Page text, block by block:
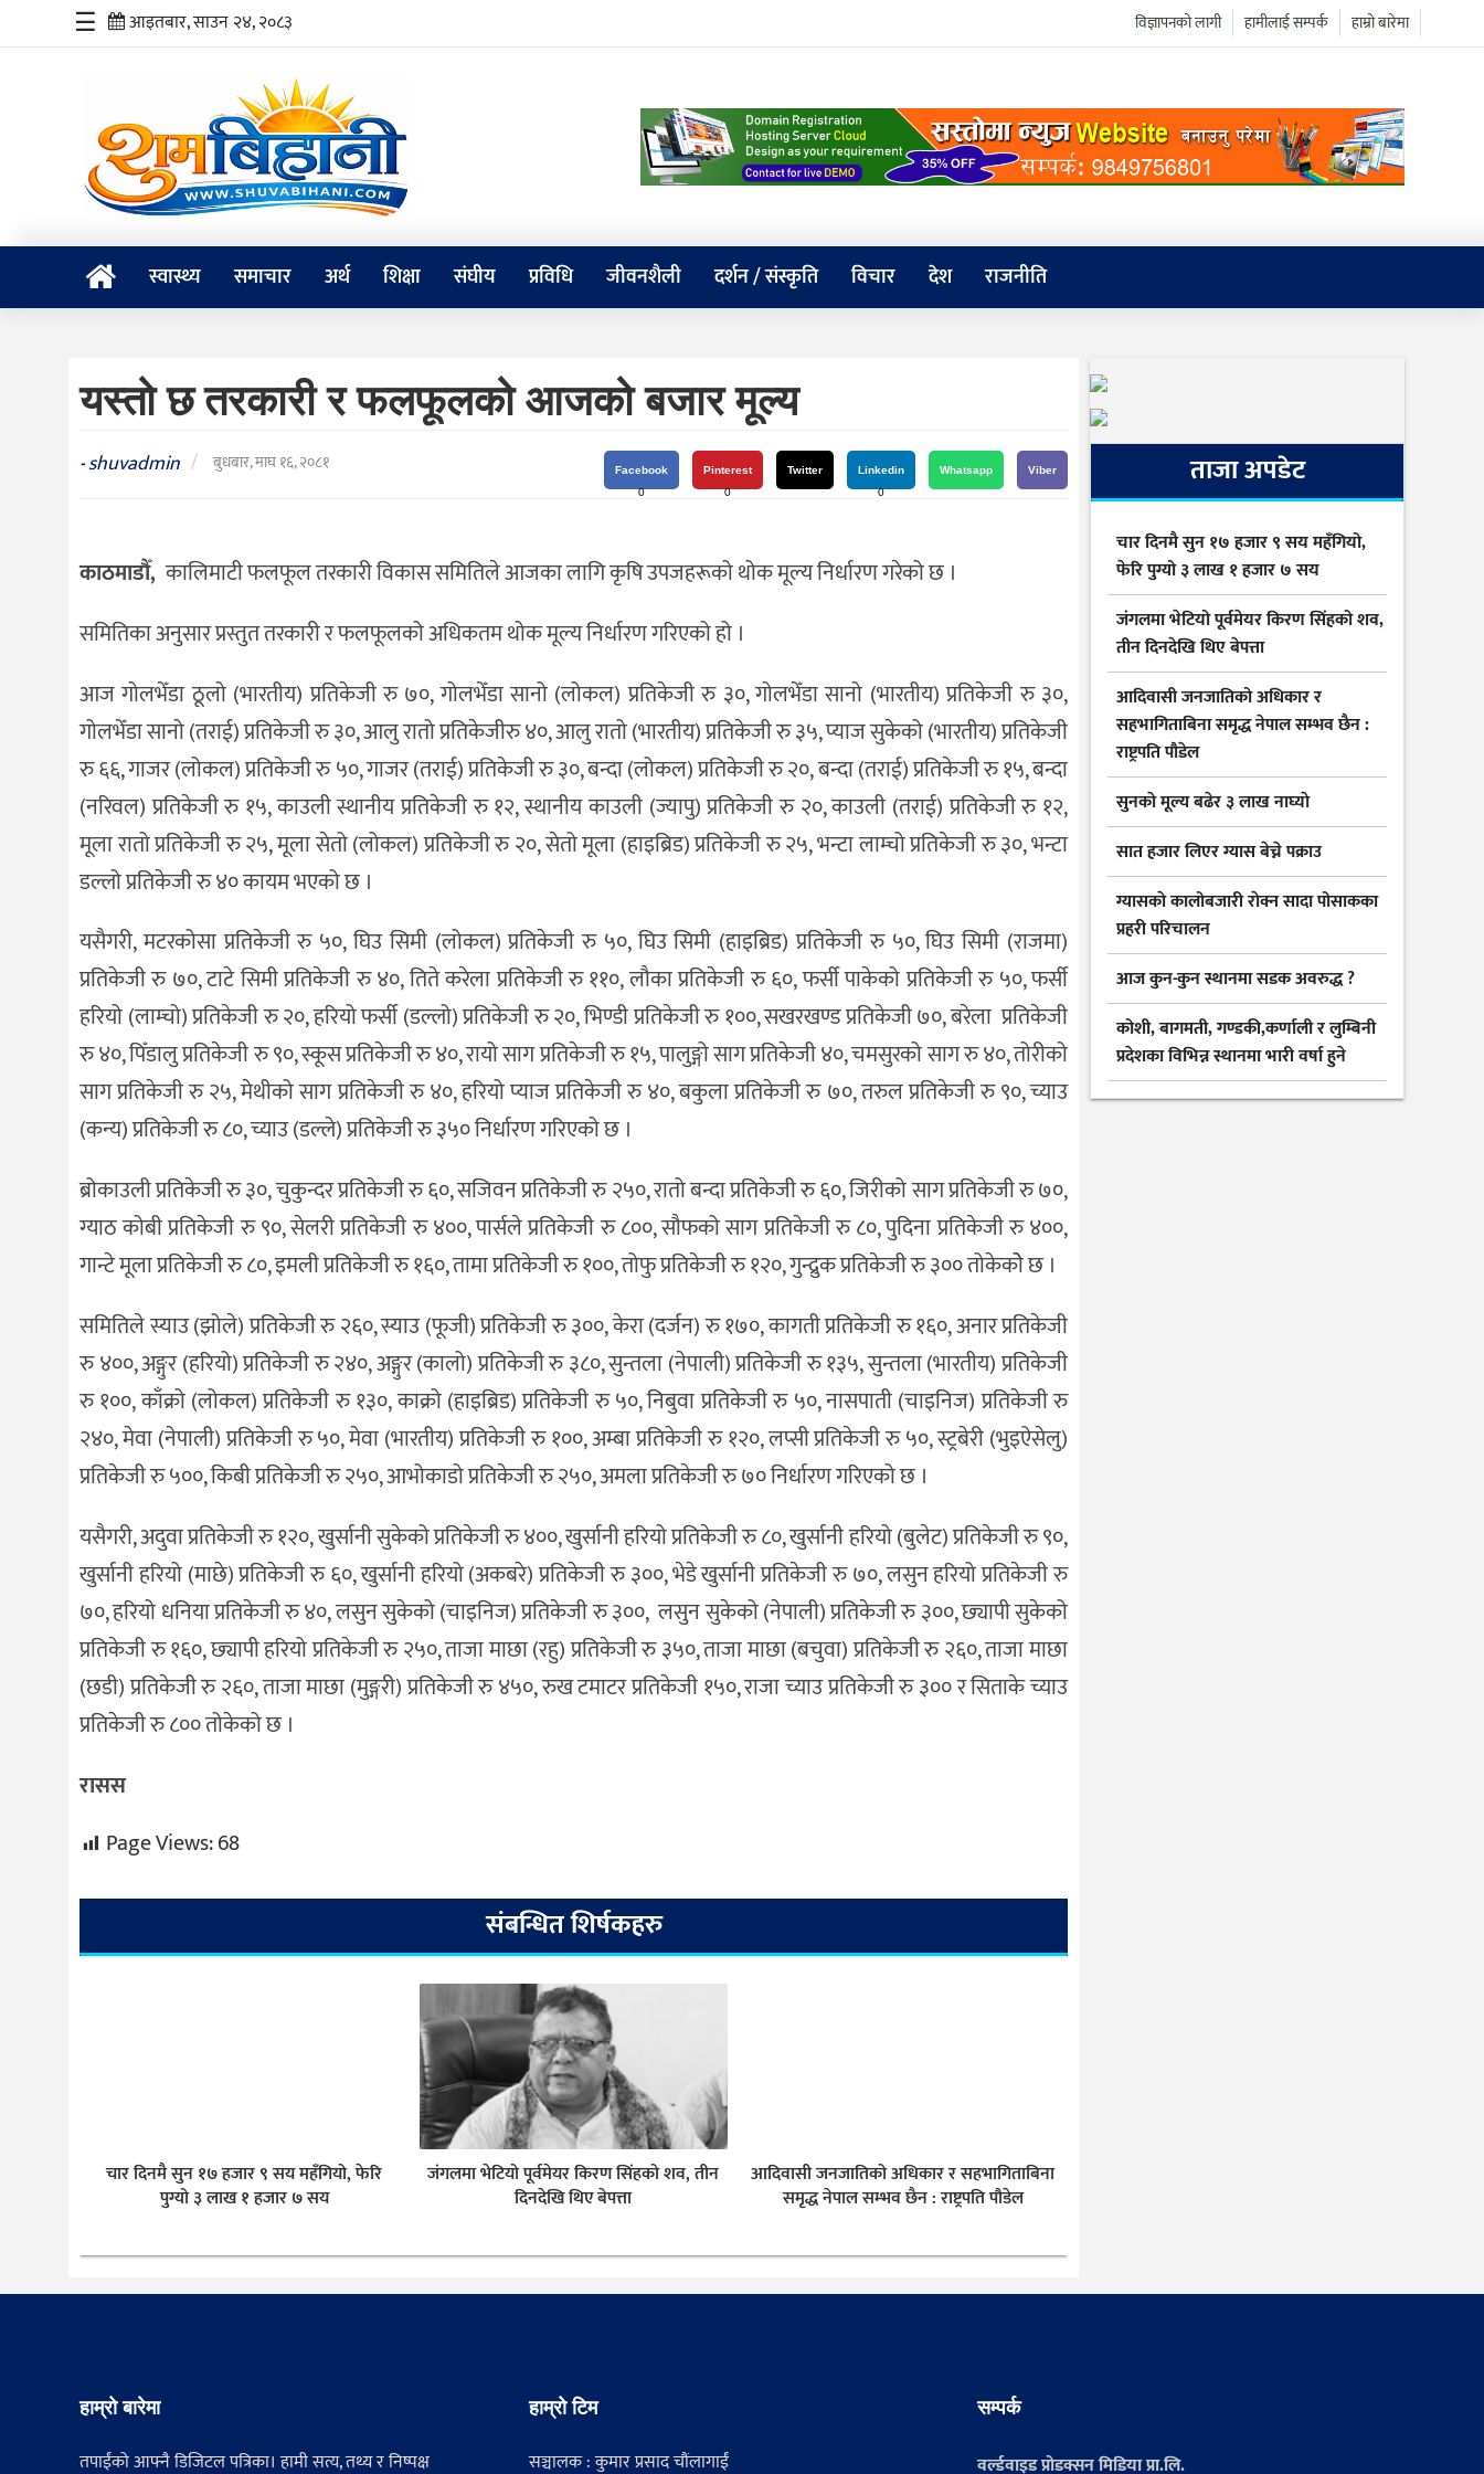
समाचार
संघीय
जीवनशैली
विचार
राजनीति
☰ आइतबार, साउन २४, २०८३ हाम्रो बारेमा
हामीलाई सम्पर्क
विज्ञापनको लागी
स्वास्थ्य समाचार अर्थ शिक्षा संघीय प्रविधि जीवनशैली दर्शन / संस्कृति विचार देश राजनीति
यस्तो छ तरकारी र फलफूलको आजको बजार मूल्य
-shuvadmin / बुधबार, माघ १६, २०८१
Facebook
0
Pinterest
0
Twitter
Linkedin
0
Whatsapp Viber
काठमाडौँ, कालिमाटी फलफूल तरकारी विकास समितिले आजका लागि कृषि उपजहरूको थोक मूल्य निर्धारण गरेको छ ।
समितिका अनुसार प्रस्तुत तरकारी र फलफूलको अधिकतम थोक मूल्य निर्धारण गरिएको हो ।
आज गोलभेँडा ठूलो (भारतीय) प्रतिकेजी रु ७०, गोलभेँडा सानो (लोकल) प्रतिकेजी रु ३०, गोलभेँडा सानो (भारतीय) प्रतिकेजी रु ३०,
गोलभेँडा सानो (तराई) प्रतिकेजी रु ३०, आलु रातो प्रतिकेजीरु ४०, आलु रातो (भारतीय) प्रतिकेजी रु ३५, प्याज सुकेको (भारतीय) प्रतिकेजी
रु ६६, गाजर (लोकल) प्रतिकेजी रु ५०, गाजर (तराई) प्रतिकेजी रु ३०, बन्दा (लोकल) प्रतिकेजी रु २०, बन्दा (तराई) प्रतिकेजी रु १५, बन्दा
(नरिवल) प्रतिकेजी रु १५, काउली स्थानीय प्रतिकेजी रु १२, स्थानीय काउली (ज्यापु) प्रतिकेजी रु २०, काउली (तराई) प्रतिकेजी रु १२,
मूला रातो प्रतिकेजी रु २५, मूला सेतो (लोकल) प्रतिकेजी रु २०, सेतो मूला (हाइब्रिड) प्रतिकेजी रु २५, भन्टा लाम्चो प्रतिकेजी रु ३०, भन्टा
डल्लो प्रतिकेजी रु ४० कायम भएको छ ।
यसैगरी, मटरकोसा प्रतिकेजी रु ५०, घिउ सिमी (लोकल) प्रतिकेजी रु ५०, घिउ सिमी (हाइब्रिड) प्रतिकेजी रु ५०, घिउ सिमी (राजमा)
प्रतिकेजी रु ७०, टाटे सिमी प्रतिकेजी रु ४०, तिते करेला प्रतिकेजी रु ११०, लौका प्रतिकेजी रु ६०, फर्सी पाकेको प्रतिकेजी रु ५०, फर्सी
हरियो (लाम्चो) प्रतिकेजी रु २०, हरियो फर्सी (डल्लो) प्रतिकेजी रु २०, भिण्डी प्रतिकेजी रु १००, सखरखण्ड प्रतिकेजी ७०, बरेला प्रतिकेजी
रु ४०, पिँडालु प्रतिकेजी रु ९०, स्कूस प्रतिकेजी रु ४०, रायो साग प्रतिकेजी रु १५, पालुङ्गो साग प्रतिकेजी ४०, चमसुरको साग रु ४०, तोरीको
साग प्रतिकेजी रु २५, मेथीको साग प्रतिकेजी रु ४०, हरियो प्याज प्रतिकेजी रु ४०, बकुला प्रतिकेजी रु ७०, तरुल प्रतिकेजी रु ९०, च्याउ
(कन्य) प्रतिकेजी रु ८०, च्याउ (डल्ले) प्रतिकेजी रु ३५० निर्धारण गरिएको छ ।
ब्रोकाउली प्रतिकेजी रु ३०, चुकुन्दर प्रतिकेजी रु ६०, सजिवन प्रतिकेजी रु २५०, रातो बन्दा प्रतिकेजी रु ६०, जिरीको साग प्रतिकेजी रु ७०,
ग्याठ कोबी प्रतिकेजी रु ९०, सेलरी प्रतिकेजी रु ४००, पार्सले प्रतिकेजी रु ८००, सौफको साग प्रतिकेजी रु ८०, पुदिना प्रतिकेजी रु ४००,
गान्टे मूला प्रतिकेजी रु ८०, इमली प्रतिकेजी रु १६०, तामा प्रतिकेजी रु १००, तोफु प्रतिकेजी रु १२०, गुन्द्रुक प्रतिकेजी रु ३०० तोकेकोे छ ।
समितिले स्याउ (झोले) प्रतिकेजी रु २६०, स्याउ (फूजी) प्रतिकेजी रु ३००, केरा (दर्जन) रु १७०, कागती प्रतिकेजी रु १६०, अनार प्रतिकेजी
रु ४००, अङ्गुर (हरियो) प्रतिकेजी रु २४०, अङ्गुर (कालो) प्रतिकेजी रु ३८०, सुन्तला (नेपाली) प्रतिकेजी रु १३५, सुन्तला (भारतीय) प्रतिकेजी
रु १००, काँक्रो (लोकल) प्रतिकेजी रु १३०, काक्रो (हाइब्रिड) प्रतिकेजी रु ५०, निबुवा प्रतिकेजी रु ५०, नासपाती (चाइनिज) प्रतिकेजी रु
२४०, मेवा (नेपाली) प्रतिकेजी रु ५०, मेवा (भारतीय) प्रतिकेजी रु १००, अम्बा प्रतिकेजी रु १२०, लप्सी प्रतिकेजी रु ५०, स्ट्रबेरी (भुइऐसेलु)
प्रतिकेजी रु ५००, किबी प्रतिकेजी रु २५०, आभोकाडो प्रतिकेजी रु २५०, अमला प्रतिकेजी रु ७० निर्धारण गरिएको छ ।
यसैगरी, अदुवा प्रतिकेजी रु १२०, खुर्सानी सुकेको प्रतिकेजी रु ४००, खुर्सानी हरियो प्रतिकेजी रु ८०, खुर्सानी हरियो (बुलेट) प्रतिकेजी रु ९०,
खुर्सानी हरियो (माछे) प्रतिकेजी रु ६०, खुर्सानी हरियो (अकबरे) प्रतिकेजी रु ३००, भेडे खुर्सानी प्रतिकेजी रु ७०, लसुन हरियो प्रतिकेजी रु
७०, हरियो धनिया प्रतिकेजी रु ४०, लसुन सुकेको (चाइनिज) प्रतिकेजी रु ३००, लसुन सुकेको (नेपाली) प्रतिकेजी रु ३००, छ्यापी सुकेको
प्रतिकेजी रु १६०, छ्यापी हरियो प्रतिकेजी रु २५०, ताजा माछा (रहु) प्रतिकेजी रु ३५०, ताजा माछा (बचुवा) प्रतिकेजी रु २६०, ताजा माछा
(छडी) प्रतिकेजी रु २६०, ताजा माछा (मुङ्गरी) प्रतिकेजी रु ४५०, रुख टमाटर प्रतिकेजी १५०, राजा च्याउ प्रतिकेजी रु ३०० र सिताके च्याउ
प्रतिकेजी रु ८०० तोकेको छ ।
रासस
Page Views:68
संबन्धित शिर्षकहरु
चार दिनमै सुन १७ हजार ९ सय महँगियो, फेरि
पुग्यो ३ लाख १ हजार ७ सय
जंगलमा भेटियो पूर्वमेयर किरण सिंहको शव, तीन
दिनदेखि थिए बेपत्ता
आदिवासी जनजातिको अधिकार र सहभागिताबिना
समृद्ध नेपाल सम्भव छैन : राष्ट्रपति पौडेल
ताजा अपडेट
चार दिनमै सुन १७ हजार ९ सय महँगियो,
फेरि पुग्यो ३ लाख १ हजार ७ सय
जंगलमा भेटियो पूर्वमेयर किरण सिंहको शव,
तीन दिनदेखि थिए बेपत्ता
आदिवासी जनजातिको अधिकार र
सहभागिताबिना समृद्ध नेपाल सम्भव छैन :
राष्ट्रपति पौडेल
सुनकाे मूल्य बढेर ३ लाख नाघ्याे
सात हजार लिएर ग्यास बेच्ने पक्राउ
ग्यासकाे कालोबजारी राेक्न सादा पोसाकका
प्रहरी परिचालन
आज कुन-कुन स्थानमा सडक अवरुद्ध ?
कोशी, बागमती, गण्डकी,कर्णाली र लुम्बिनी
प्रदेशका विभिन्न स्थानमा भारी वर्षा हुने
हाम्रो बारेमा
तपाईंको आफ्नै डिजिटल पत्रिका। हामी सत्य, तथ्य र निष्पक्ष
हाम्रो टिम
सञ्चालक : कुमार प्रसाद चौंलागाईं
सम्पर्क
वर्ल्डवाइड प्रोडक्सन मिडिया प्रा.लि.